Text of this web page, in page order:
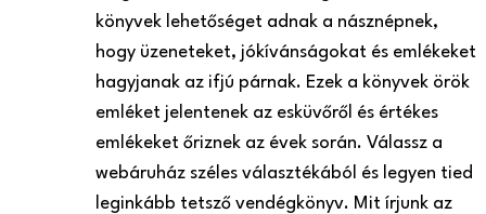
könyvek lehetőséget adnak a násznépnek,
hogy üzeneteket, jókívánságokat és emlékeket
hagyjanak az ifjú párnak. Ezek a könyvek örök
emléket jelentenek az esküvőről és értékes
emlékeket őriznek az évek során. Válassz a
webáruház széles választékából és legyen tied
leginkább tetsző vendégkönyv. Mit írjunk az